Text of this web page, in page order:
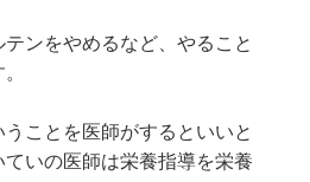
ンをやめるなど、やること
ことを医師がするといいと
いの医師は栄養指導を栄養